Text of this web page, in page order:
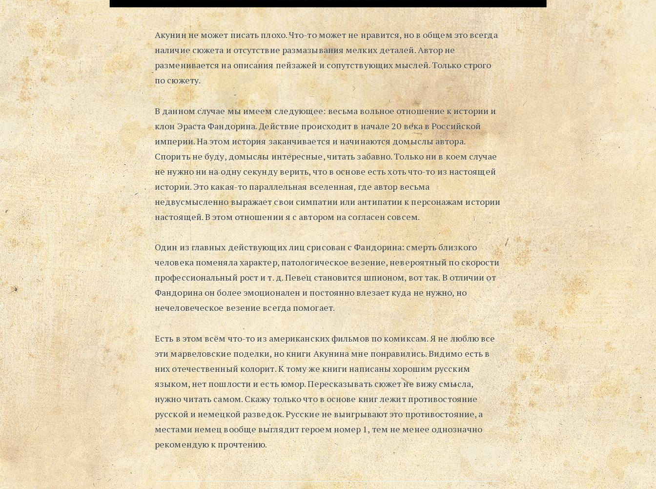
Акунин не может писать плохо. Что-то может не нравится, но в общем это всегда
наличие сюжета и отсутствие размазывания мелких деталей. Автор не
разменивается на описания пейзажей и сопутствующих мыслей. Только строго
по сюжету.
В данном случае мы имеем следующее: весьма вольное отношение к истории и
клон Эраста Фандорина. Действие происходит в начале 20 века в Российской
империи. На этом история заканчивается и начинаются домыслы автора.
Спорить не буду, домыслы интересные, читать забавно. Только ни в коем случае
не нужно ни на одну секунду верить, что в основе есть хоть что-то из настоящей
истории. Это какая-то параллельная вселенная, где автор весьма
недвусмысленно выражает свои симпатии или антипатии к персонажам истории
настоящей. В этом отношении я с автором на согласен совсем.
Один из главных действующих лиц срисован с Фандорина: смерть близкого
человека поменяла характер, патологическое везение, невероятный по скорости
профессиональный рост и т. д. Певец становится шпионом, вот так. В отличии от
Фандорина он более эмоционален и постоянно влезает куда не нужно, но
нечеловеческое везение всегда помогает.
Есть в этом всём что-то из американских фильмов по комиксам. Я не люблю все
эти марвеловские поделки, но книги Акунина мне понравились. Видимо есть в
них отечественный колорит. К тому же книги написаны хорошим русским
языком, нет пошлости и есть юмор. Пересказывать сюжет не вижу смысла,
нужно читать самом. Скажу только что в основе книг лежит противостояние
русской и немецкой разведок. Русские не выигрывают это противостояние, а
местами немец вообще выглядит героем номер 1, тем не менее однозначно
рекомендую к прочтению.